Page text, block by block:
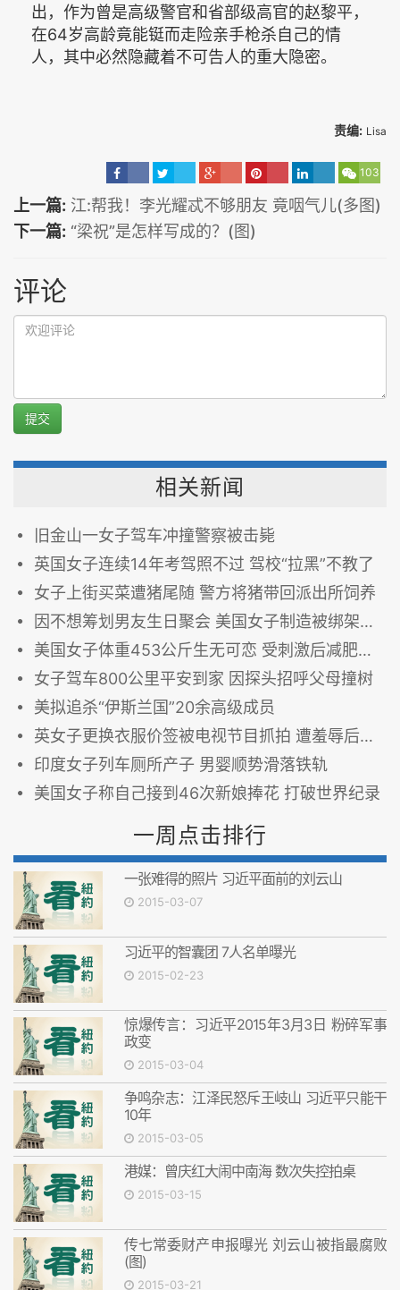
出，作为曾是高级警官和省部级高官的赵黎平，
在64岁高龄竟能铤而走险亲手枪杀自己的情
人，其中必然隐藏着不可告人的重大隐密。
责编: Lisa
103
上一篇: 江:帮我！李光耀忒不够朋友 竟咽气儿(多图)
下一篇: “梁祝”是怎样写成的？(图)
评论
提交
相关新闻
旧金山一女子驾车冲撞警察被击毙
英国女子连续14年考驾照不过 驾校“拉黑”不教了
女子上街买菜遭猪尾随 警方将猪带回派出所饲养
因不想筹划男友生日聚会 美国女子制造被绑架假象
美国女子体重453公斤生无可恋 受刺激后减肥至90公斤(图)
女子驾车800公里平安到家 因探头招呼父母撞树
美拟追杀“伊斯兰国”20余高级成员
英女子更换衣服价签被电视节目抓拍 遭羞辱后自杀
印度女子列车厕所产子 男婴顺势滑落铁轨
美国女子称自己接到46次新娘捧花 打破世界纪录
一周点击排行
一张难得的照片 习近平面前的刘云山
2015-03-07
习近平的智囊团 7人名单曝光
2015-02-23
惊爆传言：习近平2015年3月3日 粉碎军事
政变
2015-03-04
争鸣杂志：江泽民怒斥王岐山 习近平只能干
10年
2015-03-05
港媒：曾庆红大闹中南海 数次失控拍桌
2015-03-15
传七常委财产申报曝光 刘云山被指最腐败
(图)
2015-03-21